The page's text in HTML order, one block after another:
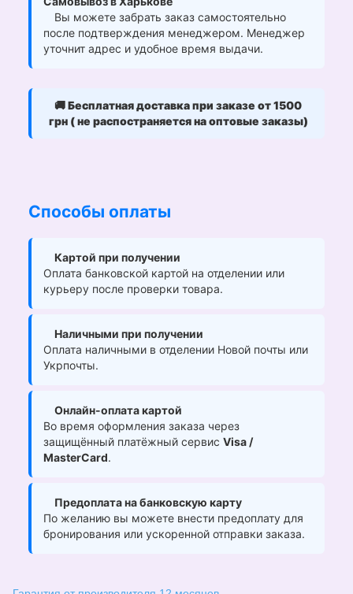
Вы можете забрать заказ самостоятельно
после подтверждения менеджером. Менеджер
уточнит адрес и удобное время выдачи.
🚚Бесплатная доставка при заказе от 1500
грн ( не распостраняется на оптовые заказы)
Способы оплаты
Картой при получении
Оплата банковской картой на отделении или
курьеру после проверки товара.
Наличными при получении
Оплата наличными в отделении Новой почты или
Укрпочты.
Онлайн-оплата картой
Во время оформления заказа через
защищённый платёжный сервис Visa /
MasterCard.
Предоплата на банковскую карту
По желанию вы можете внести предоплату для
бронирования или ускоренной отправки заказа.